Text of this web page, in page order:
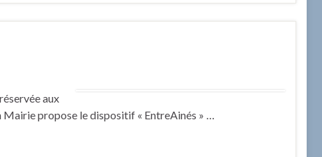
aux
Mairie propose le dispositif « EntreAinés » …